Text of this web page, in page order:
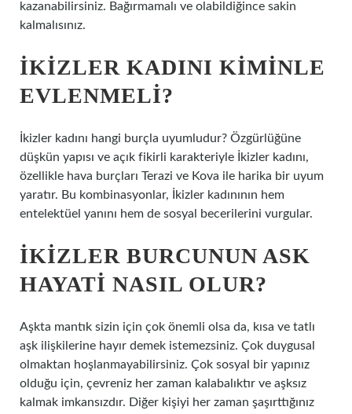
kazanabilirsiniz. Bağırmamalı ve olabildiğince sakin
kalmalısınız.
İKIZLER KADINI KIMINLE
EVLENMELI?
İkizler kadını hangi burçla uyumludur? Özgürlüğüne
düşkün yapısı ve açık fikirli karakteriyle İkizler kadını,
özellikle hava burçları Terazi ve Kova ile harika bir uyum
yaratır. Bu kombinasyonlar, İkizler kadınının hem
entelektüel yanını hem de sosyal becerilerini vurgular.
İKIZLER BURCUNUN ASK
HAYATI NASIL OLUR?
Aşkta mantık sizin için çok önemli olsa da, kısa ve tatlı
aşk ilişkilerine hayır demek istemezsiniz. Çok duygusal
olmaktan hoşlanmayabilirsiniz. Çok sosyal bir yapınız
olduğu için, çevreniz her zaman kalabalıktır ve aşksız
kalmak imkansızdır. Diğer kişiyi her zaman şaşırttığınız